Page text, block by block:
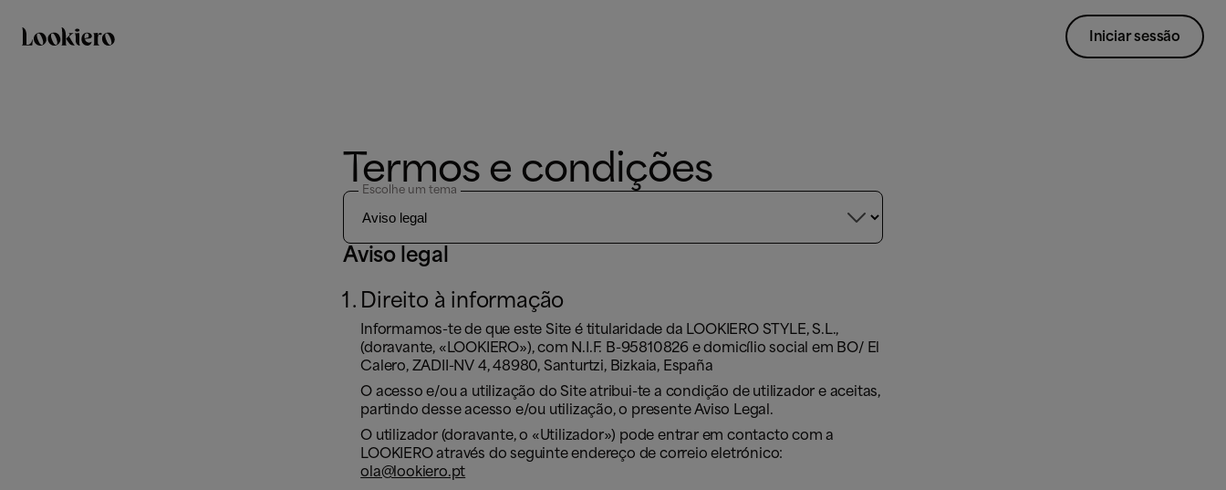
Iniciar sessão
Termos e condições
Escolhe um tema

Aviso legal
Direito à informação
Informamos-te de que este Site é titularidade da LOOKIERO STYLE, S.L.,
(doravante, «LOOKIERO»), com N.I.F. B-95810826 e domicílio social em BO/ El
Calero, ZADII-NV 4, 48980, Santurtzi, Bizkaia, España
O acesso e/ou a utilização do Site atribui-te a condição de utilizador e aceitas,
partindo desse acesso e/ou utilização, o presente Aviso Legal.
O utilizador (doravante, o «Utilizador») pode entrar em contacto com a
LOOKIERO através do seguinte endereço de correio eletrónico:
ola@lookiero.pt